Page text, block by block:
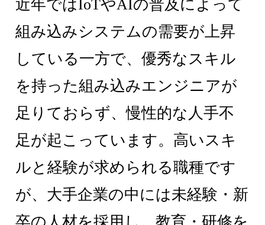
近年ではIoTやAIの普及によって
組み込みシステムの需要が上昇
している一方で、優秀なスキル
を持った組み込みエンジニアが
足りておらず、慢性的な人手不
足が起こっています。高いスキ
ルと経験が求められる職種です
が、大手企業の中には未経験・新